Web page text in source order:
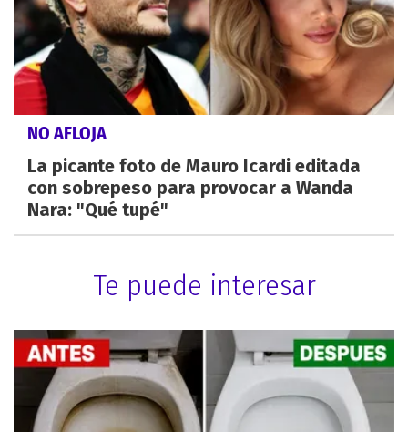
NO AFLOJA
La picante foto de Mauro Icardi editada
con sobrepeso para provocar a Wanda
Nara: "Qué tupé"
Te puede interesar